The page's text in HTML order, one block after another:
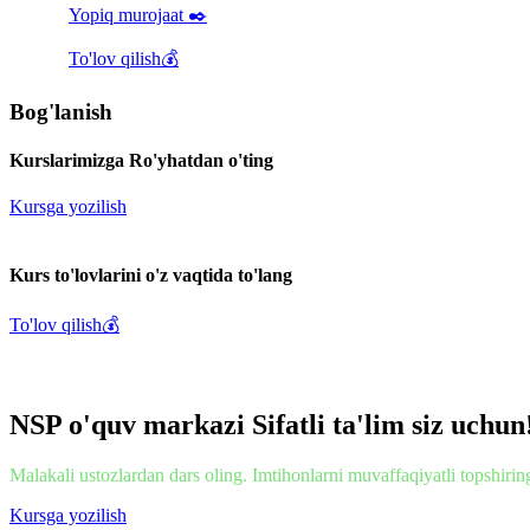
Yopiq murojaat ✒️
To'lov qilish💰
Bog'lanish
Kurslarimizga Ro'yhatdan o'ting
Kursga yozilish
Kurs to'lovlarini o'z vaqtida to'lang
To'lov qilish💰
NSP o'quv markazi Sifatli ta'lim siz
Malakali ustozlardan dars oling. Imtihonlarni muvaffaqiyatli
Kursga yozilish